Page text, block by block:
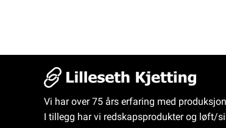
Vi har over 75 års erfaring med
I tillegg har vi redskapsprodukter og løft/